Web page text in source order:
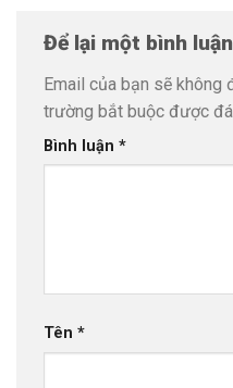
Để lại một bình luận
Email của bạn sẽ không
trường bắt buộc được
Bình luận *
Tên *